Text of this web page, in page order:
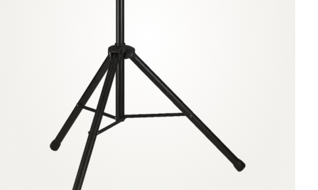
INSPIRASJON
MERKER
NYHETER
TILBUD